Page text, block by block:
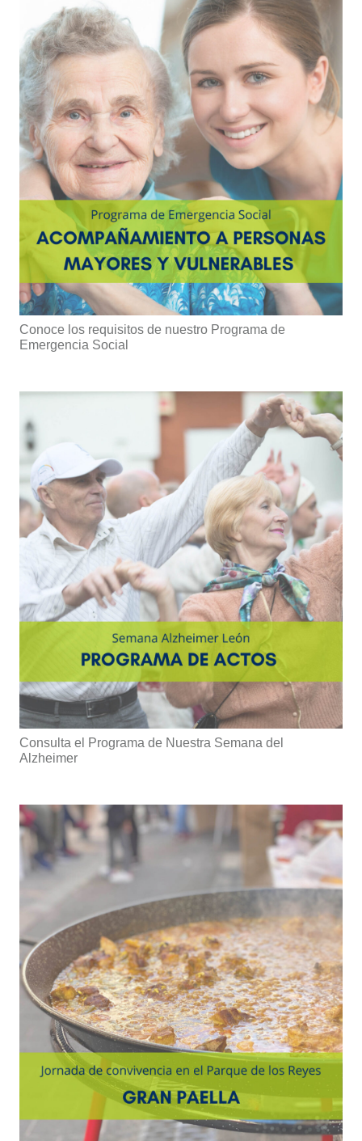
Conoce los requisitos de nuestro Programa de
Emergencia Social
Consulta el Programa de Nuestra Semana del
Alzheimer